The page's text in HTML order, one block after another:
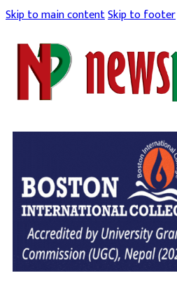
Skip to main contentSkip to footer